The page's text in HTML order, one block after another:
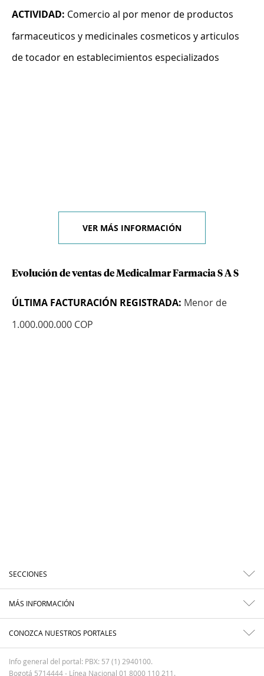
ACTIVIDAD: Comercio al por menor de productos
farmaceuticos y medicinales cosmeticos y articulos
de tocador en establecimientos especializados
VER MÁS INFORMACIÓN
Evolución de ventas de Medicalmar Farmacia S A S
ÚLTIMA FACTURACIÓN REGISTRADA: Menor de
1.000.000.000 COP
SECCIONES
MÁS INFORMACIÓN
CONOZCA NUESTROS PORTALES
Info general del portal: PBX: 57 (1) 2940100.
Bogotá 5714444 - Línea Nacional 01 8000 110 211.